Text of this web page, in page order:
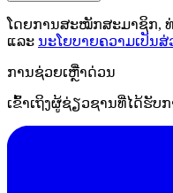
ໂດຍການສະໝັກສະມາຊິກ,
ແລະ ນະໂຍບາຍຄວາມເປັນສ່
ການຊ່ວຍເຫຼືໍາດ່ວນ
ເຂົ້າເຖິງຜູ້ຊ່ຽວຊານທີ່ໄດ້ຮັບ